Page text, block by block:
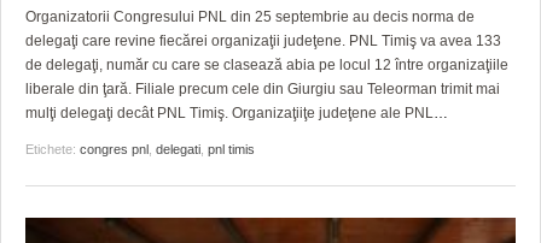
Organizatorii Congresului PNL din 25 septembrie au decis norma de
delegaţi care revine fiecărei organizaţii judeţene. PNL Timiş va avea 133
de delegaţi, număr cu care se clasează abia pe locul 12 între organizaţiile
liberale din ţară. Filiale precum cele din Giurgiu sau Teleorman trimit mai
mulţi delegaţi decât PNL Timiş. Organizaţiiţe judeţene ale PNL…
Etichete: congres pnl delegati pnl timis